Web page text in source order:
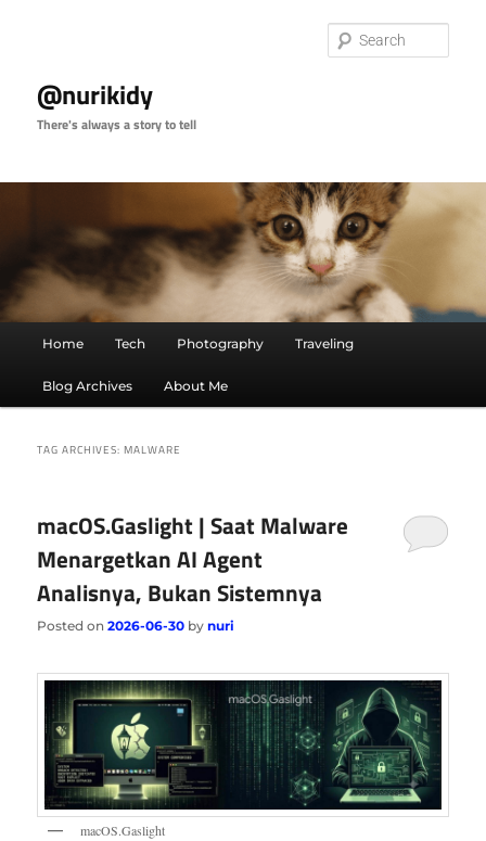
@nurikidy
There's always a story to tell
Home Tech Photography Traveling
Blog Archives About Me
TAG ARCHIVES:MALWARE
macOS.Gaslight | Saat Malware
Menargetkan AI Agent
Analisnya, Bukan Sistemnya
Posted on2026-06-30 bynuri
macOS.Gaslight